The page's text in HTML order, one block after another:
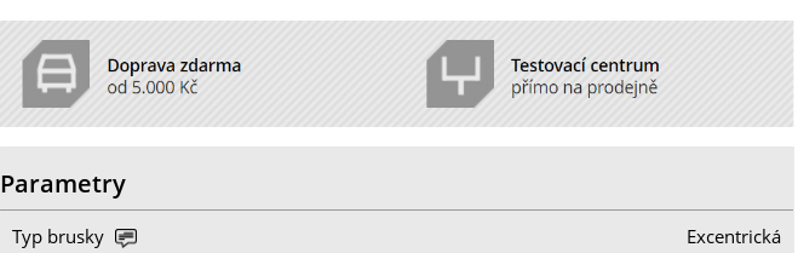
Parametry
Typ brusky Excentrická